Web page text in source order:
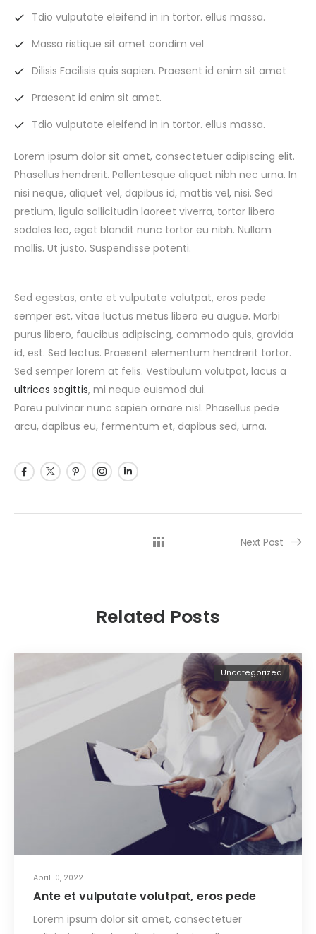
Tdio vulputate eleifend in in tortor. ellus massa.
Massa ristique sit amet condim vel
Dilisis Facilisis quis sapien. Praesent id enim sit amet
Praesent id enim sit amet.
Tdio vulputate eleifend in in tortor. ellus massa.
Lorem ipsum dolor sit amet, consectetuer adipiscing elit.
Phasellus hendrerit. Pellentesque aliquet nibh nec urna. In
nisi neque, aliquet vel, dapibus id, mattis vel, nisi. Sed
pretium, ligula sollicitudin laoreet viverra, tortor libero
sodales leo, eget blandit nunc tortor eu nibh. Nullam
mollis. Ut justo. Suspendisse potenti.
Sed egestas, ante et vulputate volutpat, eros pede
semper est, vitae luctus metus libero eu augue. Morbi
purus libero, faucibus adipiscing, commodo quis, gravida
id, est. Sed lectus. Praesent elementum hendrerit tortor.
Sed semper lorem at felis. Vestibulum volutpat, lacus a
ultrices sagittis, mi neque euismod dui.
Poreu pulvinar nunc sapien ornare nisl. Phasellus pede
arcu, dapibus eu, fermentum et, dapibus sed, urna.
Next Post
Related Posts
April 10, 2022
Uncategorized
Ante et vulputate volutpat, eros pede
Lorem ipsum dolor sit amet, consectetuer